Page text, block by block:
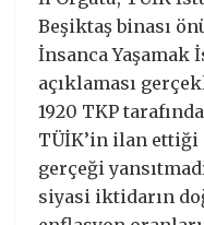
Beşiktaş binası
İnsanca Yaşamak
açıklaması
1920 TKP
TÜİK’in ilan ettiği
gerçeği
siyasi iktidarın